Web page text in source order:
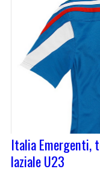
Italia Emergenti,
laziale U23